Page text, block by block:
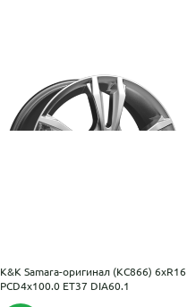
K&K Samara-оригинал (КС866) 6xR16
PCD4x100.0 ET37 DIA60.1